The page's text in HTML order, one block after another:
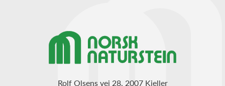
Rolf Olsens vei 28, 2007 Kjeller